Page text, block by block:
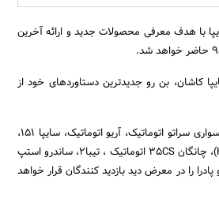
با هدف معرفی محصولات جدید و ارائه آخرین
کاشان، بن رو جدیدترین دستاوردهای خود از
گروه خودرو سازی سایپا در هفتمین نمایشگاه خودرو کرمان ، خودروهای سواری سراتو اتوماتیک، آریو اتوماتیک، سایپا 151،
ساینا، برلیانس( H230،H220) ، برلیانس(اتوماتیک H330، اتوماتیکH320)، چانگان 35CS اتوماتیک ، تیبا2، ساندرو استپ
را در معرض دید بازدید کنندگان قرار خواهد